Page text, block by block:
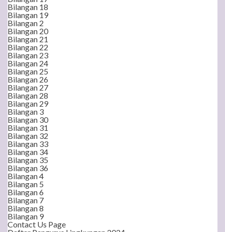
Bilangan 18
Bilangan 19
Bilangan 2
Bilangan 20
Bilangan 21
Bilangan 22
Bilangan 23
Bilangan 24
Bilangan 25
Bilangan 26
Bilangan 27
Bilangan 28
Bilangan 29
Bilangan 3
Bilangan 30
Bilangan 31
Bilangan 32
Bilangan 33
Bilangan 34
Bilangan 35
Bilangan 36
Bilangan 4
Bilangan 5
Bilangan 6
Bilangan 7
Bilangan 8
Bilangan 9
Contact Us Page